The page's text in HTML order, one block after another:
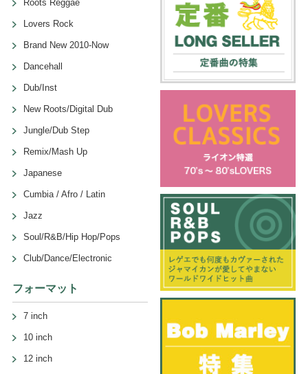
Roots Reggae
Lovers Rock
Brand New 2010-Now
Dancehall
Dub/Inst
New Roots/Digital Dub
Jungle/Dub Step
Remix/Mash Up
Japanese
Cumbia / Afro / Latin
Jazz
Soul/R&B/Hip Hop/Pops
Club/Dance/Electronic
フォーマット
7 inch
10 inch
12 inch